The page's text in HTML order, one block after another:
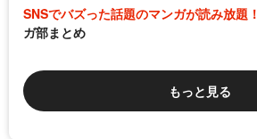
SNSでバズった話題のマンガが読み放題！
ガ部まとめ
もっと見る